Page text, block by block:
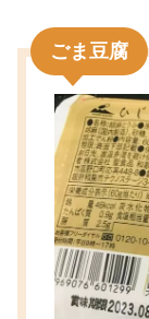
ごま豆腐